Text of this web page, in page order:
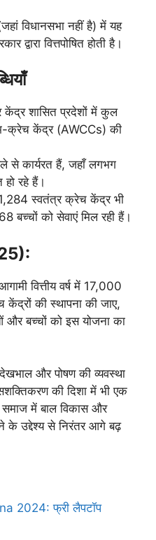
विधानसभा नहीं है) में यह
द्वारा वित्तपोषित होती है।
शासित प्रदेशों में कुल
क्रेच केंद्र (AWCCs) की
से कार्यरत हैं, जहाँ लगभग
हो रहे हैं।
स्वतंत्र क्रेच केंद्र भी
बच्चों को सेवाएं मिल रही हैं।
वित्तीय वर्ष में 17,000
की स्थापना की जाए,
बच्चों को इस योजना का
देखभाल और पोषण की व्यवस्था
की दिशा में भी एक
समाज में बाल विकास और
के उद्देश्य से निरंतर आगे बढ़
2024: फ्री लैपटॉप